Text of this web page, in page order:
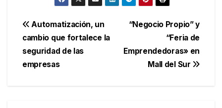
Navegación
de
entradas
“Negocio Propio” y
“Feria de
Emprendedoras» en
Mall del Sur
Automatización, un
cambio que fortalece la
seguridad de las
empresas